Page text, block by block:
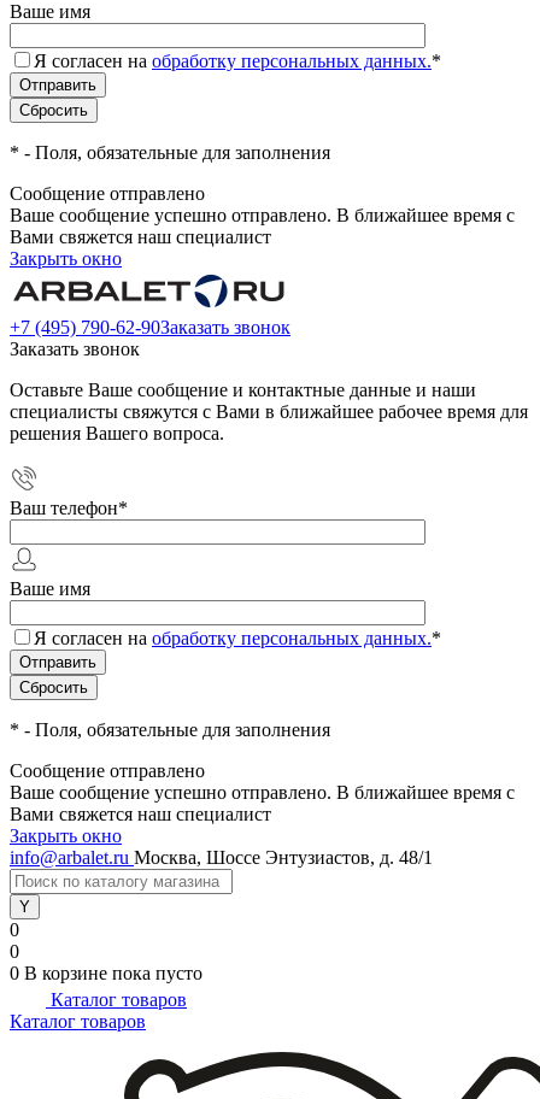
Ваше имя
Я согласен на обработку персональных данных.*
* - Поля, обязательные для заполнения
Сообщение отправлено
Ваше сообщение успешно отправлено. В ближайшее время с
Вами свяжется наш специалист
Закрыть окно
+7 (495) 790-62-90Заказать звонок
Заказать звонок
Оставьте Ваше сообщение и контактные данные и наши
специалисты свяжутся с Вами в ближайшее рабочее время для
решения Вашего вопроса.
Ваш телефон*
Ваше имя
Я согласен на обработку персональных данных.*
* - Поля, обязательные для заполнения
Сообщение отправлено
Ваше сообщение успешно отправлено. В ближайшее время с
Вами свяжется наш специалист
Закрыть окно
info@arbalet.ru Москва, Шоссе Энтузиастов, д. 48/1
0
0
0 В корзине пока пусто
Каталог товаров
Каталог товаров